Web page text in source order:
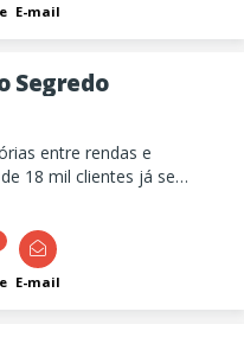
E-mail
Segredo
entre rendas e
18 mil clientes já se
uma loja feita pra você se
Camisolas, Sutiãs,
Sensuais!
E-mail